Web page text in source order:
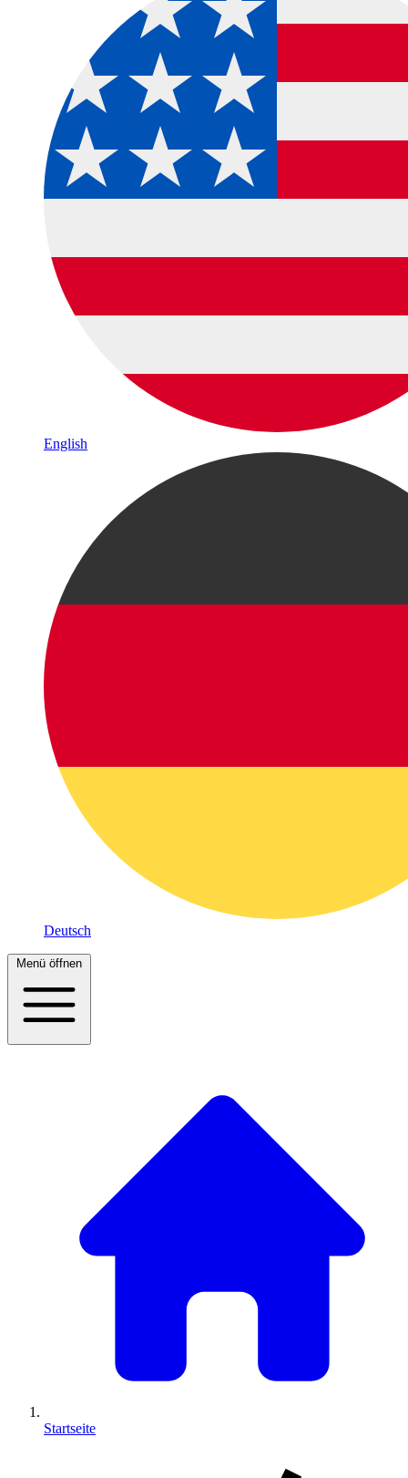
English
Deutsch
Menü öffnen
Startseite